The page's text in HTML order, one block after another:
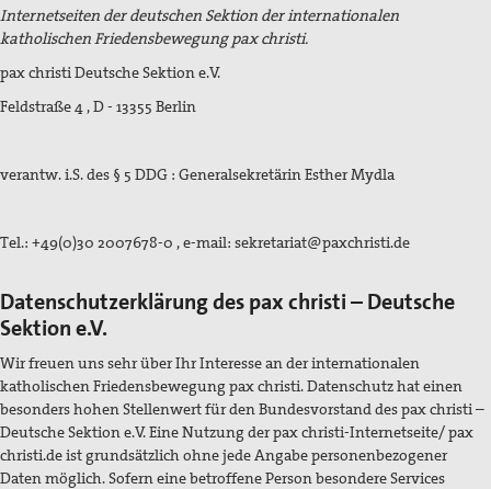
Flucht und Migration
Frieden, Soziale Gerechtigkeit und Klimapolitik
Materialien
Newsletter
Ausstellung Gestalten der Gewaltfreiheit
Papst Johannes XXIII-Preis
Preisträger*innen
Internetseiten der deutschen Sektion der internationalen
katholischen Friedensbewegung pax christi.
pax christi Deutsche Sektion e.V.
Feldstraße 4 , D - 13355 Berlin
verantw. i.S. des § 5 DDG : Generalsekretärin Esther Mydla
Tel.: +49(0)30 2007678-0 , e-mail: sekretariat@paxchristi.de
Datenschutzerklärung des pax christi – Deutsche
Sektion e.V.
Wir freuen uns sehr über Ihr Interesse an der internationalen
katholischen Friedensbewegung pax christi. Datenschutz hat einen
besonders hohen Stellenwert für den Bundesvorstand des pax christi –
Deutsche Sektion e.V. Eine Nutzung der pax christi-Internetseite/ pax
christi.de ist grundsätzlich ohne jede Angabe personenbezogener
Daten möglich. Sofern eine betroffene Person besondere Services